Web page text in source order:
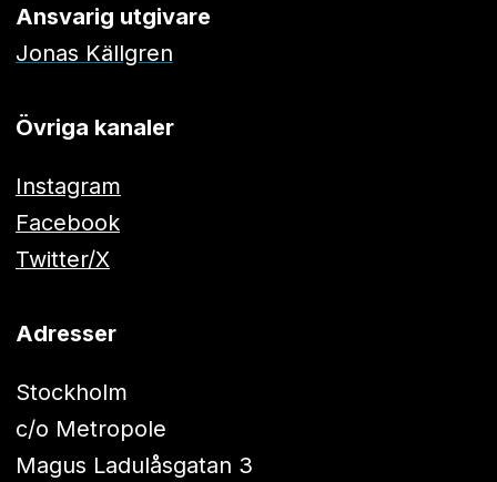
Ansvarig utgivare
Jonas Källgren
Övriga kanaler
Instagram
Facebook
Twitter/X
Adresser
Stockholm
c/o Metropole
Magus Ladulåsgatan 3